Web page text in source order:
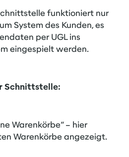
funktioniert nur
System des Kunden, es
per UGL ins
eingespielt werden.
Schnittstelle:
Warenkörbe“ – hier
Warenkörbe angezeigt.